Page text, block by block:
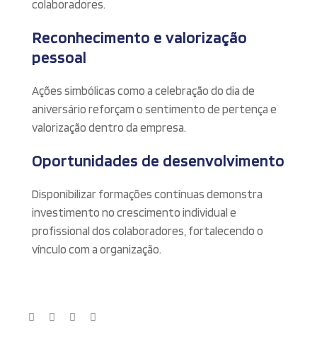
colaboradores.
Reconhecimento e valorização
pessoal
Ações simbólicas como a celebração do dia de
aniversário reforçam o sentimento de pertença e
valorização dentro da empresa.
Oportunidades de desenvolvimento
Disponibilizar formações contínuas demonstra
investimento no crescimento individual e
profissional dos colaboradores, fortalecendo o
vínculo com a organização.